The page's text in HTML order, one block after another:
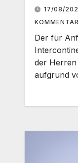
17/08/
Der für
der Herren
aufgrund